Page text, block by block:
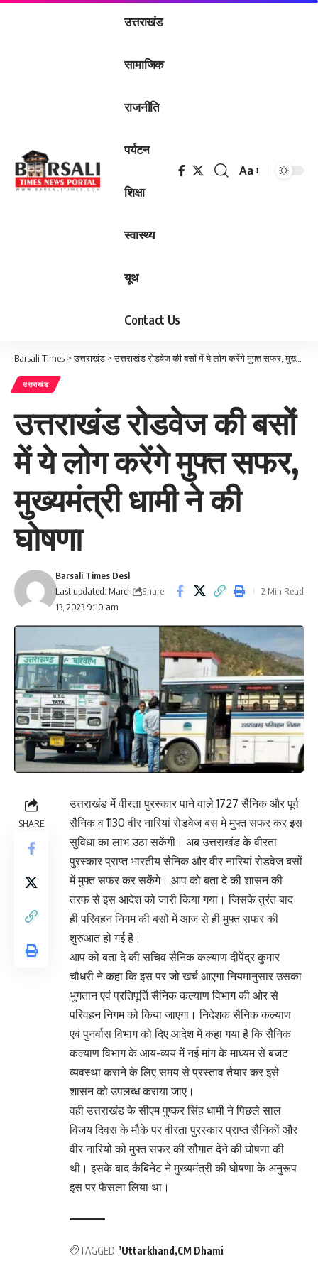
उत्तराखंड
सामाजिक
राजनीति
पर्यटन
शिक्षा
स्वास्थ्य
यूथ
Contact Us
Font
Aa
Barsali Times >उत्तराखंड >उत्तराखंड रोडवेज की बसों में ये लोग करेंगे मुफ्त सफर, मुख्यमंत्री धामी ने की घोषणा
उत्तराखंड
उत्तराखंड रोडवेज की बसों
में ये लोग करेंगे मुफ्त सफर,
मुख्यमंत्री धामी ने की
घोषणा
Last updated: March
13, 2023 9:10 am
Barsali Times Desl
Share
2 Min Read
SHARE
उत्तराखंड में वीरता पुरस्कार पाने वाले 1727 सैनिक और पूर्व
सैनिक व 1130 वीर नारियां रोडवेज बस मे मुफ्त सफर कर इस
सुविधा का लाभ उठा सकेंगी। अब उत्तराखंड के वीरता
पुरस्कार प्राप्त भारतीय सैनिक और वीर नारियां रोडवेज बसों
में मुफ्त सफर कर सकेंगे। आप को बता दे की शासन की
तरफ से इस आदेश को जारी किया गया। जिसके तुरंत बाद
ही परिवहन निगम की बसों में आज से ही मुफ्त सफर की
शुरुआत हो गई है।
आप को बता दे की सचिव सैनिक कल्याण दीपेंद्र कुमार
चौधरी ने कहा कि इस पर जो खर्च आएगा नियमानुसार उसका
भुगतान एवं प्रतिपूर्ति सैनिक कल्याण विभाग की ओर से
परिवहन निगम को किया जाएगा। निदेशक सैनिक कल्याण
एवं पुनर्वास विभाग को दिए आदेश में कहा गया है कि सैनिक
कल्याण विभाग के आय-व्यय में नई मांग के माध्यम से बजट
व्यवस्था कराने के लिए समय से प्रस्ताव तैयार कर इसे
शासन को उपलब्ध कराया जाए।
वही उत्तराखंड के सीएम पुष्कर सिंह धामी ने पिछले साल
विजय दिवस के मौके पर वीरता पुरस्कार प्राप्त सैनिकों और
वीर नारियों को मुफ्त सफर की सौगात देने की घोषणा की
थी। इसके बाद कैबिनेट ने मुख्यमंत्री की घोषणा के अनुरूप
इस पर फैसला लिया था।
TAGGED: 'Uttarkhand CM Dhami